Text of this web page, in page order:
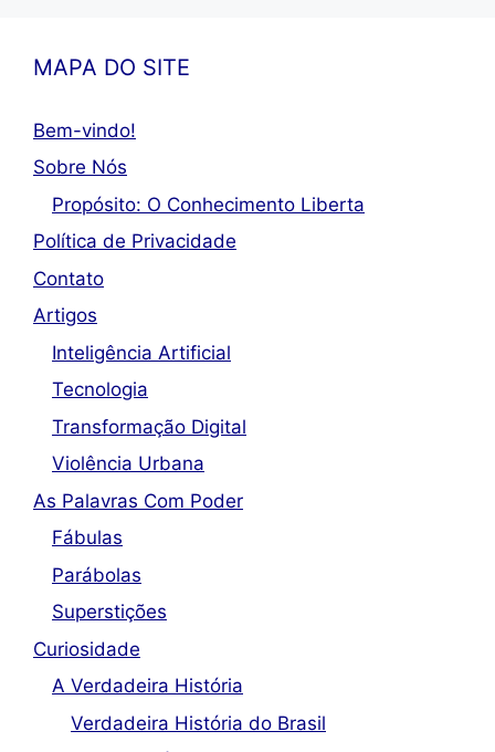
MAPA DO SITE
Bem-vindo!
Sobre Nós
Propósito: O Conhecimento Liberta
Política de Privacidade
Contato
Artigos
Inteligência Artificial
Tecnologia
Transformação Digital
Violência Urbana
As Palavras Com Poder
Fábulas
Parábolas
Superstições
Curiosidade
A Verdadeira História
Verdadeira História do Brasil